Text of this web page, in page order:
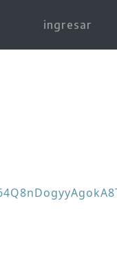
ingresar